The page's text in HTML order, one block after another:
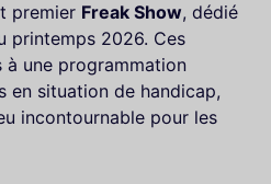
premier Freak Show, dédié
printemps 2026. Ces
à une programmation
en situation de handicap,
incontournable pour les